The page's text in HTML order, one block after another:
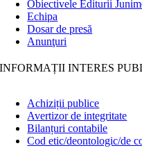
Obiectivele Editurii
Echipa
Dosar de presă
Anunţuri
INFORMAȚII INTERES
Achiziții publice
Avertizor de integritate
Bilanțuri contabile
Cod etic/deontologic/de